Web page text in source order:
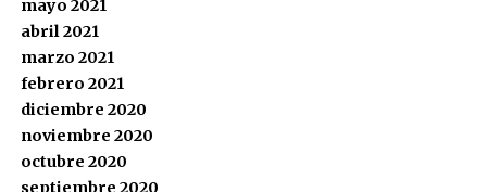
mayo 2021
abril 2021
marzo 2021
febrero 2021
diciembre 2020
noviembre 2020
octubre 2020
septiembre 2020